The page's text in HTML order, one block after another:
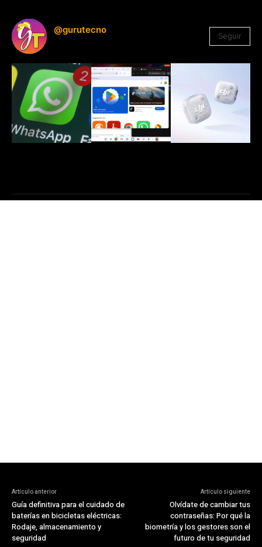
@gurutecno
Seguir
Artículo anterior
Guía definitiva para el cuidado de
baterías en bicicletas eléctricas:
Rodaje, almacenamiento y
seguridad
Artículo siguiente
Olvídate de cambiar tus
contraseñas: Por qué la
biometría y los gestores son el
futuro de tu seguridad